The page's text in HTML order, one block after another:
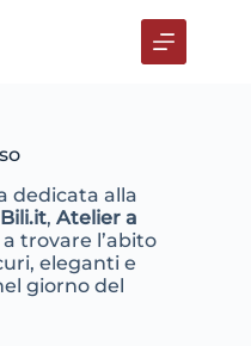
dedicata alla
, Atelier a
trovare l’abito
eleganti e
giorno del